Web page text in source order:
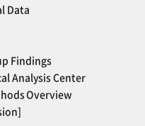
Data
Findings
Analysis Center
Overview